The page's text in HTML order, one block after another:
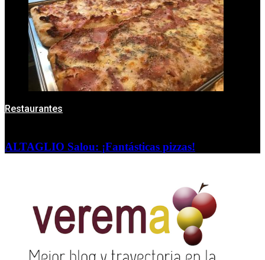
Restaurantes
ALTAGLIO Salou: ¡Fantásticas pizzas!